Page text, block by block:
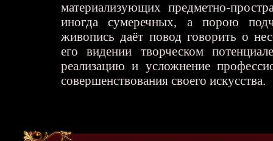
материализующих предметно-
иногда сумеречных, а порою
живопись даёт повод говорить о
его видении творческом
реализацию и усложнение
совершенствования своего искусства.